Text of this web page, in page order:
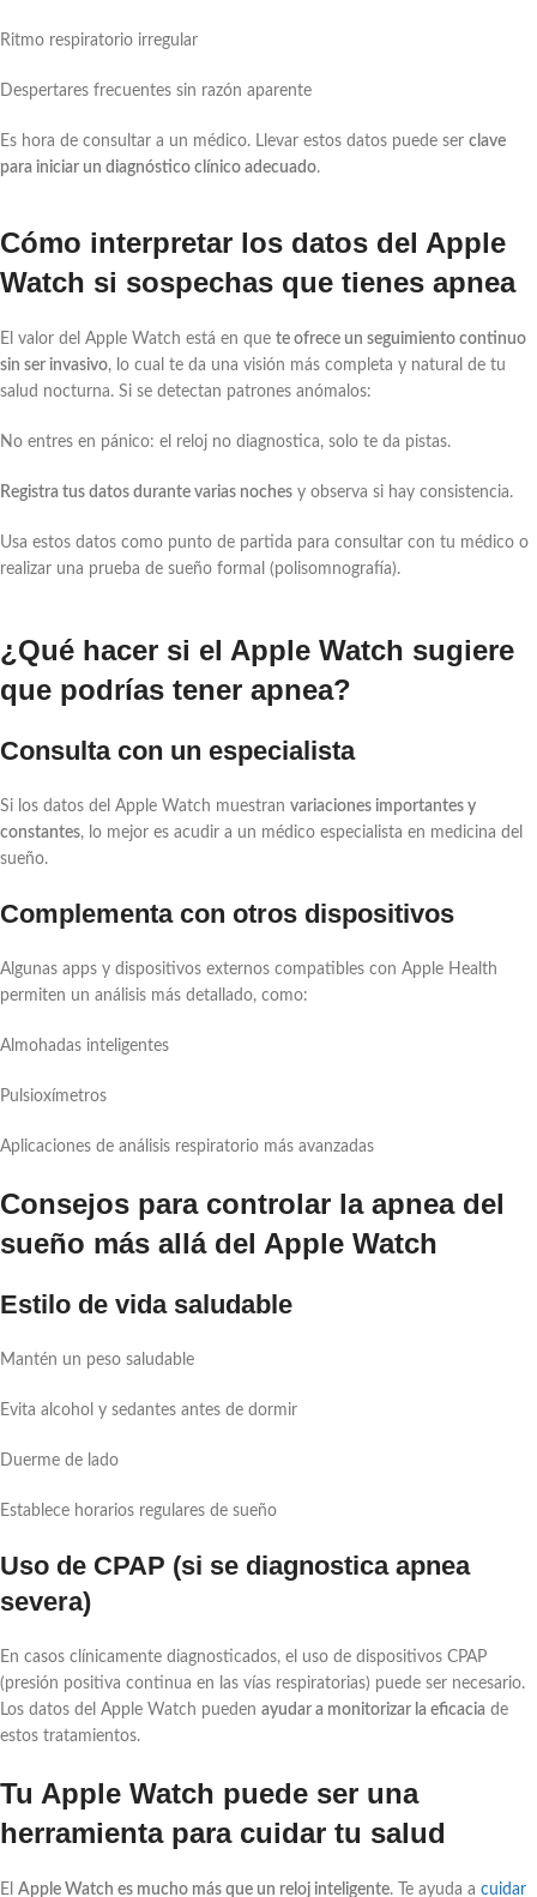
Ritmo respiratorio irregular
Despertares frecuentes sin razón aparente
Es hora de consultar a un médico. Llevar estos datos puede ser clave
para iniciar un diagnóstico clínico adecuado.
Cómo interpretar los datos del Apple
Watch si sospechas que tienes apnea
El valor del Apple Watch está en que te ofrece un seguimiento continuo
sin ser invasivo, lo cual te da una visión más completa y natural de tu
salud nocturna. Si se detectan patrones anómalos:
No entres en pánico: el reloj no diagnostica, solo te da pistas.
Registra tus datos durante varias noches y observa si hay consistencia.
Usa estos datos como punto de partida para consultar con tu médico o
realizar una prueba de sueño formal (polisomnografía).
¿Qué hacer si el Apple Watch sugiere
que podrías tener apnea?
Consulta con un especialista
Si los datos del Apple Watch muestran variaciones importantes y
constantes, lo mejor es acudir a un médico especialista en medicina del
sueño.
Complementa con otros dispositivos
Algunas apps y dispositivos externos compatibles con Apple Health
permiten un análisis más detallado, como:
Almohadas inteligentes
Pulsioxímetros
Aplicaciones de análisis respiratorio más avanzadas
Consejos para controlar la apnea del
sueño más allá del Apple Watch
Estilo de vida saludable
Mantén un peso saludable
Evita alcohol y sedantes antes de dormir
Duerme de lado
Establece horarios regulares de sueño
Uso de CPAP (si se diagnostica apnea
severa)
En casos clínicamente diagnosticados, el uso de dispositivos CPAP
(presión positiva continua en las vías respiratorias) puede ser necesario.
Los datos del Apple Watch pueden ayudar a monitorizar la eficacia de
estos tratamientos.
Tu Apple Watch puede ser una
herramienta para cuidar tu salud
El Apple Watch es mucho más que un reloj inteligente. Te ayuda a cuidar